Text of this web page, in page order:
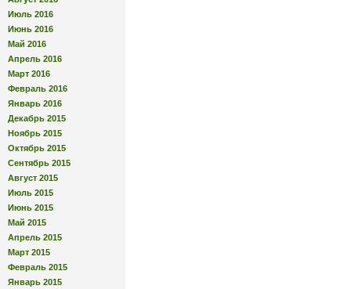
Июль 2016
Июнь 2016
Май 2016
Апрель 2016
Март 2016
Февраль 2016
Январь 2016
Декабрь 2015
Ноябрь 2015
Октябрь 2015
Сентябрь 2015
Август 2015
Июль 2015
Июнь 2015
Май 2015
Апрель 2015
Март 2015
Февраль 2015
Январь 2015